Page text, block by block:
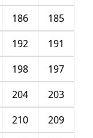
185
186
191
192
197
198
203
204
209
210